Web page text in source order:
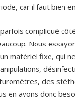
car il faut bien
compliqué
Nous
matériel fixe, qui
des
en avons donc